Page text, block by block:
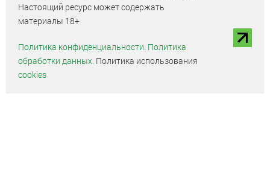
Настоящий ресурс может содержать
материалы 18+
Политика конфиденциальности. Политика
обработки данных. Политика использования
cookies